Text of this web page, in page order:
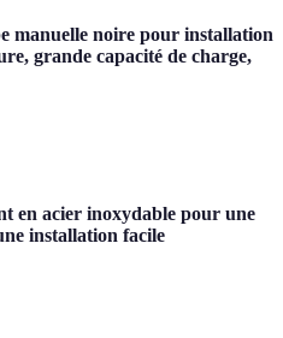
manuelle noire pour installation
grande capacité de charge,
en acier inoxydable pour une
installation facile